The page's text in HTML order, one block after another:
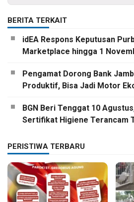
BERITA TERKAIT
idEA Respons Keputusan
Marketplace hingga 1
Pengamat Dorong Bank
Produktif, Bisa Jadi Motor
BGN Beri Tenggat 10
Sertifikat Higiene Terancam
PERISTIWA TERBARU